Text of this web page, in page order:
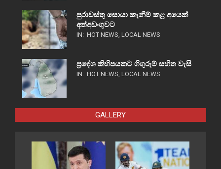
පුරාවස්තු සොයා කැනීම් කළ අයෙක්
අත්අඩංගුවට
IN: HOT NEWS, LOCAL NEWS
ප්‍රදේශ කිහිපයකට ගිගුරුම් සහිත වැසි
IN: HOT NEWS, LOCAL NEWS
GALLERY